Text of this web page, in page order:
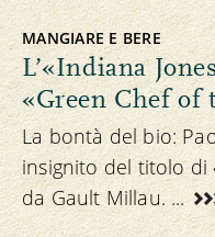
MANGIARE E BERE
L’«Indiana
«Green Chef of
La bontà del bio:
insignito del titolo di
da Gault Millau. ...